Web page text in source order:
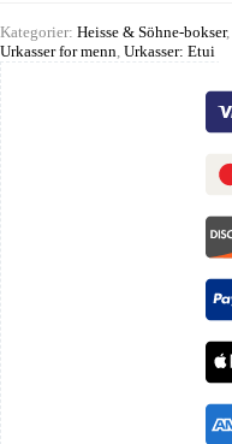
Kategorier: Heisse & Söhne-bokser,
Urkasser for menn Urkasser: Etui